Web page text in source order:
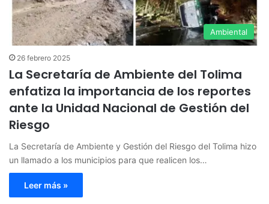
Ambiental
26 febrero 2025
La Secretaría de Ambiente del Tolima
enfatiza la importancia de los reportes
ante la Unidad Nacional de Gestión del
Riesgo
La Secretaría de Ambiente y Gestión del Riesgo del Tolima hizo
un llamado a los municipios para que realicen los…
Leer más »